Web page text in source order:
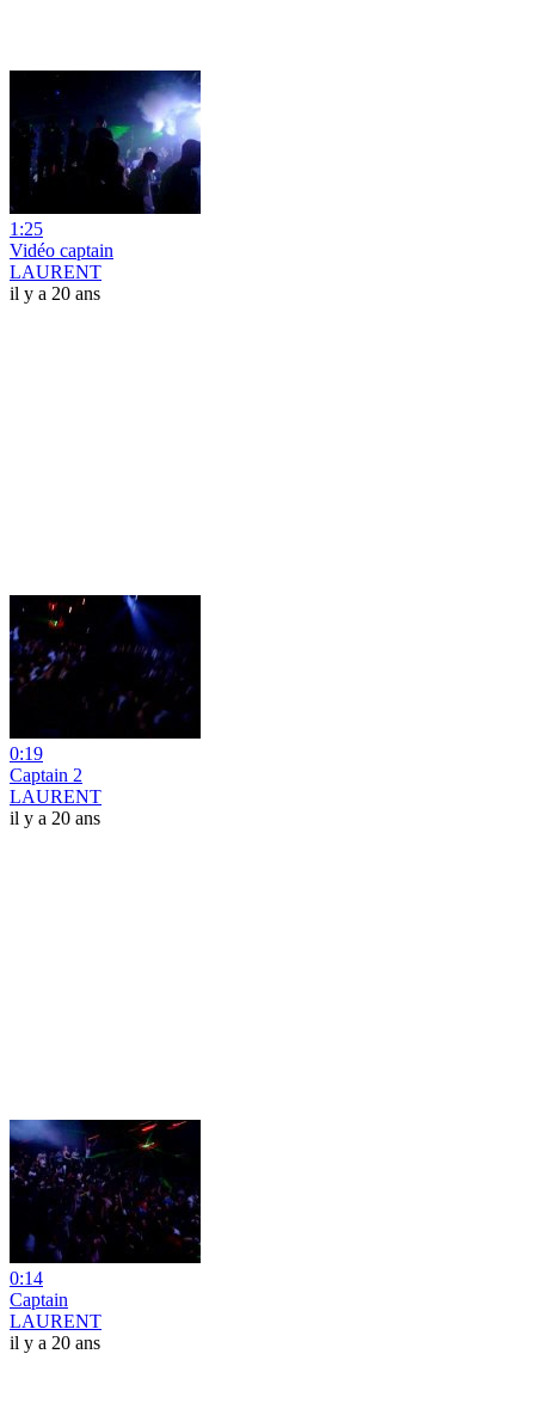
1:25
Vidéo captain
LAURENT
il y a 20 ans
0:19
Captain 2
LAURENT
il y a 20 ans
0:14
Captain
LAURENT
il y a 20 ans